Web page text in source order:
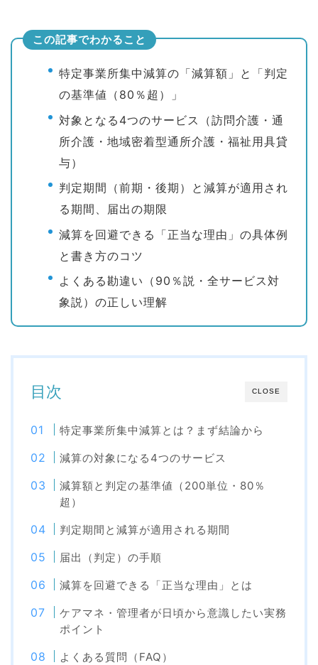
この記事でわかること
特定事業所集中減算の「減算額」と「判定
の基準値（80％超）」
対象となる4つのサービス（訪問介護・通
所介護・地域密着型通所介護・福祉用具貸
与）
判定期間（前期・後期）と減算が適用され
る期間、届出の期限
減算を回避できる「正当な理由」の具体例
と書き方のコツ
よくある勘違い（90％説・全サービス対
象説）の正しい理解
CLOSE
目次
特定事業所集中減算とは？まず結論から
減算の対象になる4つのサービス
減算額と判定の基準値（200単位・80％
超）
判定期間と減算が適用される期間
届出（判定）の手順
減算を回避できる「正当な理由」とは
ケアマネ・管理者が日頃から意識したい実務
ポイント
よくある質問（FAQ）